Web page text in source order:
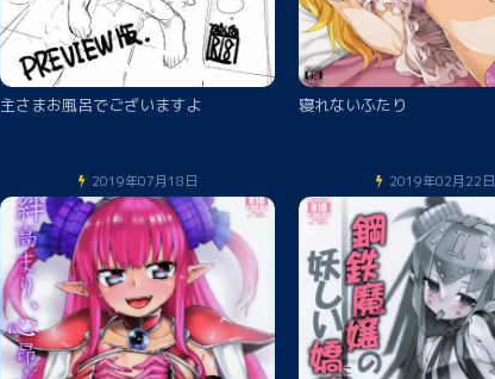
主さまお風呂でございますよ 寝れないふたり
2019年07月18日 2019年02月22日